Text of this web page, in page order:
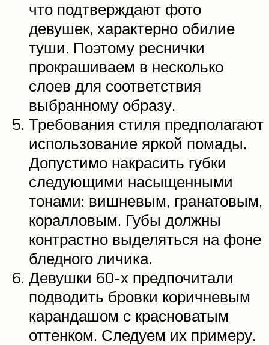
что подтверждают фото
девушек, характерно обилие
туши. Поэтому реснички
прокрашиваем в несколько
слоев для соответствия
выбранному образу.
Требования стиля предполагают
использование яркой помады.
Допустимо накрасить губки
следующими насыщенными
тонами: вишневым, гранатовым,
коралловым. Губы должны
контрастно выделяться на фоне
бледного личика.
Девушки 60-х предпочитали
подводить бровки коричневым
карандашом с красноватым
оттенком. Следуем их примеру.